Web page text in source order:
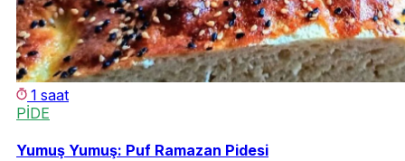
1 saat
PİDE
Yumuş Yumuş: Puf Ramazan Pidesi